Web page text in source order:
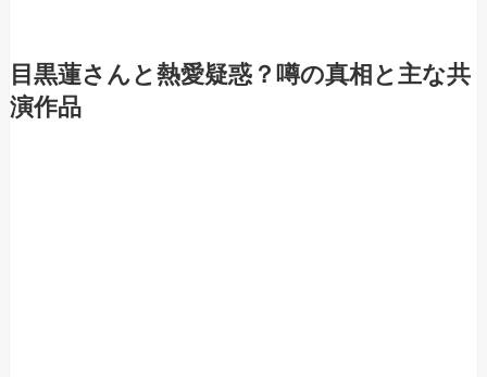
目黒蓮さんと熱愛疑惑？噂の真相と主な共
演作品